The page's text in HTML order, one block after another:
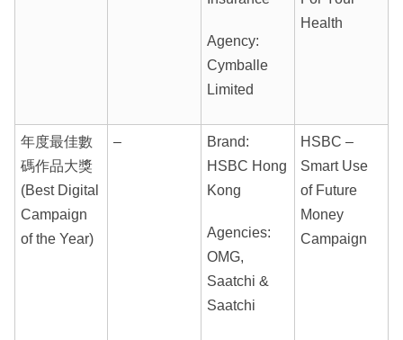
Agency:
Cymballe
Limited
Health
年度最佳數
碼作品大獎
(Best Digital
Campaign
of the Year)
–
Brand:
HSBC Hong
Kong
Agencies:
OMG,
Saatchi &
Saatchi
HSBC –
Smart Use
of Future
Money
Campaign